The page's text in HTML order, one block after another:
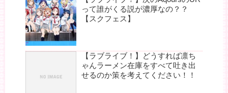
って誰がくる説が濃厚なの？？
【スクフェス】
【ラブライブ！】どうすれば凛ち
ゃんラーメン在庫をすべて吐き出
せるのか策を考えてください！！